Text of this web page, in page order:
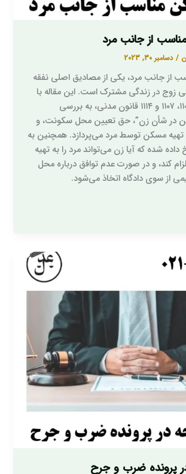
از جانب مرد
/دسامبر 30, 2023
از جانب مرد، یکی از مصادیق اصلی نفقه
زوج در زندگی مشترک است. این مقاله با
استناد به مواد ۱۱۰۶، ۱۱۰۷ و ۱۱۱۴ قانون مدنی، به بررسی
در شأن زن”، حق تعیین محل سکونت، و
تهیه مسکن توسط مرد می‌پردازد. همچنین به
شده که آیا زن می‌تواند مرد را به تهیه
کند، و در صورت عدم توافق درباره محل
از سوی دادگاه اتخاذ می‌شود.
پرونده ضرب و جرح